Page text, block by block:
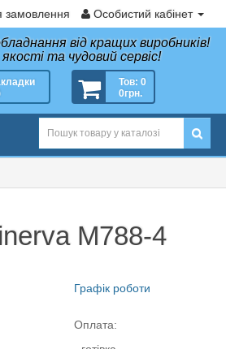
Особистий кабінет
від кращих виробників!
та чудовий сервіс!
Тов: 0
0грн.
M788-4
Графік роботи
Оплата: